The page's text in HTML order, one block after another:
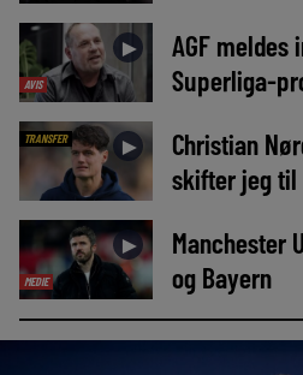
AVIS
►
AGF meldes
Superliga-
TRANSFER ►
Christian
skifter jeg til
MEDIE
►
Manchester
og Bayern